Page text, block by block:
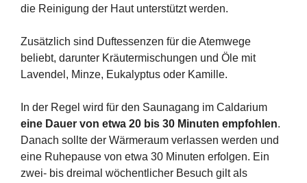
die Reinigung der Haut unterstützt werden.
Zusätzlich sind Duftessenzen für die Atemwege
beliebt, darunter Kräutermischungen und Öle mit
Lavendel, Minze, Eukalyptus oder Kamille.
In der Regel wird für den Saunagang im Caldarium
eine Dauer von etwa 20 bis 30 Minuten empfohlen.
Danach sollte der Wärmeraum verlassen werden und
eine Ruhepause von etwa 30 Minuten erfolgen. Ein
zwei- bis dreimal wöchentlicher Besuch gilt als